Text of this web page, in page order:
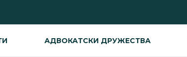
АДВОКАТСКИ ДРУЖЕСТВА